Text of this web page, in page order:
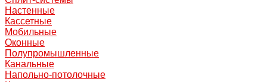
Настенные
Кассетные
Мобильные
Оконные
Полупромышленные
Канальные
Напольно-потолочные